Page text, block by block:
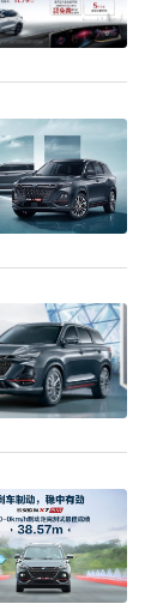
统，实现盲
蓝鲸新一
口集成排
导流式高
，其最大
，匹
湿式双离